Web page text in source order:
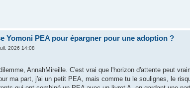
Yomoni PEA pour épargner pour une adoption ?
2026 14:08
AnnahMireille. C'est vrai que l'horizon d'attente peut
ma part, j'ai un petit PEA, mais comme tu le soulignes, le